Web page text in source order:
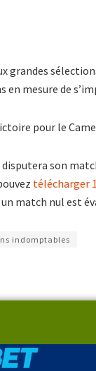
grandes
mesure de
pour le
son
télécharger
un match nul est
indomptables